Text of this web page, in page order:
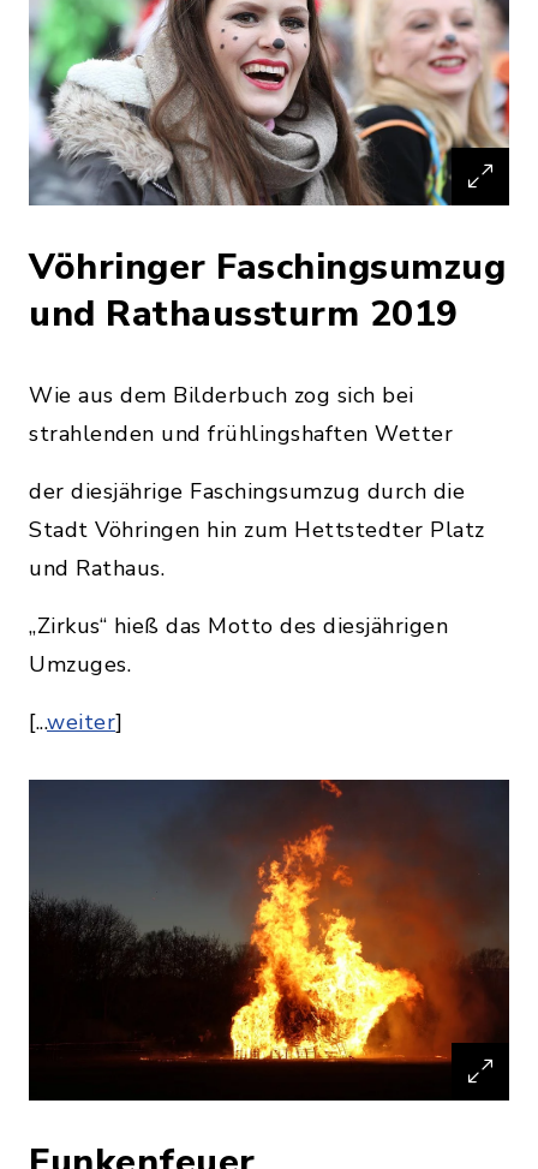
Vöhringer Faschingsumzug
und Rathaussturm 2019
Wie aus dem Bilderbuch zog sich bei
strahlenden und frühlingshaften Wetter
der diesjährige Faschingsumzug durch die
Stadt Vöhringen hin zum Hettstedter Platz
und Rathaus.
„Zirkus“ hieß das Motto des diesjährigen
Umzuges.
[...weiter]